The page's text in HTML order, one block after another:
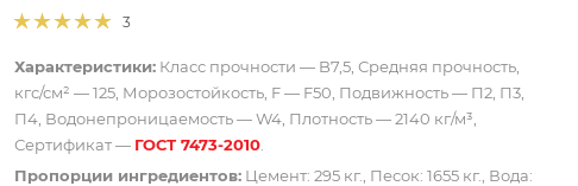
3
Характеристики: Класс прочности — B7,5, Средняя прочность,
кгс/см² — 125, Морозостойкость, F — F50, Подвижность — П2, П3,
П4, Водонепроницаемость — W4, Плотность — 2140 кг/м³,
Сертификат — ГОСТ 7473-2010
Пропорции ингредиентов: Цемент: 295 кг., Песок: 1655 кг., Вода: